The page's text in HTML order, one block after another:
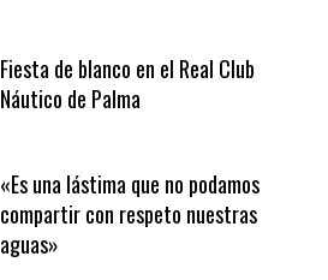
Fiesta de blanco en el Real Club
Náutico de Palma
«Es una lástima que no podamos
compartir con respeto nuestras
aguas»